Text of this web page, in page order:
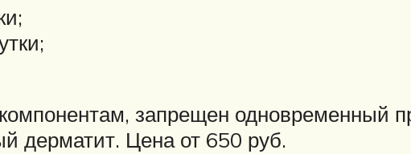
запрещен одновременный
дерматит. Цена от 650 руб.